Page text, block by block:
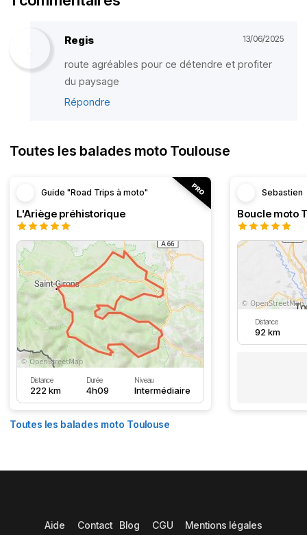
Regis 13/06/2025
route agréables pour ce détendre et profiter
du paysage
Répondre
Toutes les balades moto Toulouse
Guide "Road Trips à moto"
L'Ariège préhistorique
Distance
222 km
Durée
4h09
Niveau
Intermédiaire
Sebastien
Distance
92 km
Toutes les balades moto Toulouse
Aide Contact Blog CGU Mentions légales